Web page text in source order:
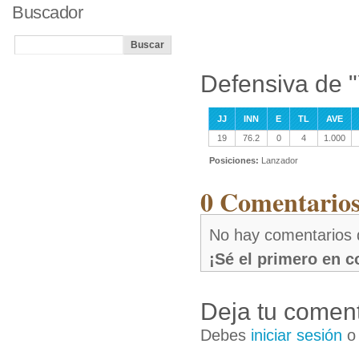
Defensiva de
JJ INN E TL
AVE
19
76.2 0 4 1.000
Posiciones: Lanzador
0
No hay comentarios
¡Sé el primero en
Deja tu
Debes iniciar sesión
Buscador